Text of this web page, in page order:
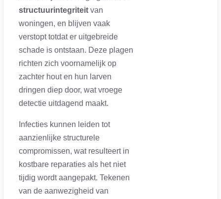
structuurintegriteit van
woningen, en blijven vaak
verstopt totdat er uitgebreide
schade is ontstaan. Deze plagen
richten zich voornamelijk op
zachter hout en hun larven
dringen diep door, wat vroege
detectie uitdagend maakt.
Infecties kunnen leiden tot
aanzienlijke structurele
compromissen, wat resulteert in
kostbare reparaties als het niet
tijdig wordt aangepakt. Tekenen
van de aanwezigheid van